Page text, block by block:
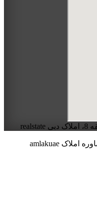
تمامی حقوق این سایت برای گروه مشاوره املاک amlakuae